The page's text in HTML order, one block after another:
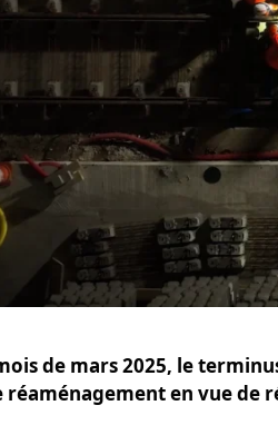
de mars 2025, le
en vue de